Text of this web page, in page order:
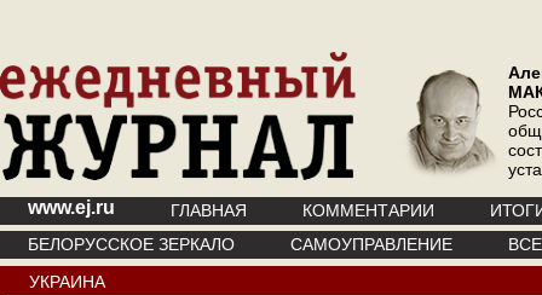
www.ej.ru ГЛАВНАЯ КОММЕНТАРИИ
БЕЛОРУССКОЕ ЗЕРКАЛО
САМОУПРАВЛЕНИЕ
УКРАИНА